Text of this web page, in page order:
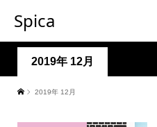
Spica
2019年 12月
2019年 12月